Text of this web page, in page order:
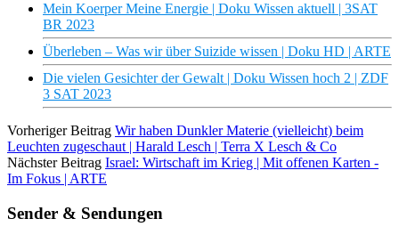
Mein Koerper Meine Energie | Doku Wissen aktuell | 3SAT
BR 2023
Überleben – Was wir über Suizide wissen | Doku HD | ARTE
Die vielen Gesichter der Gewalt | Doku Wissen hoch 2 | ZDF
3 SAT 2023
Vorheriger Beitrag Wir haben Dunkler Materie (vielleicht) beim
Leuchten zugeschaut | Harald Lesch | Terra X Lesch & Co
Nächster Beitrag Israel: Wirtschaft im Krieg | Mit offenen Karten -
Im Fokus | ARTE
Sender & Sendungen